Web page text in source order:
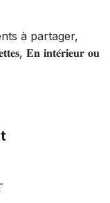
à partager,
𝐄𝐧 𝐢𝐧𝐭𝐞́𝐫𝐢𝐞𝐮𝐫 𝐨𝐮